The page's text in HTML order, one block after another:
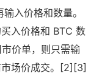
入价格和数量。
入价格和 BTC 数
价单，则只需输
场价成交。[2][3]